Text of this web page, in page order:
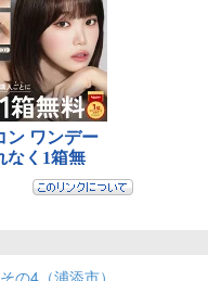
の4（浦添市）